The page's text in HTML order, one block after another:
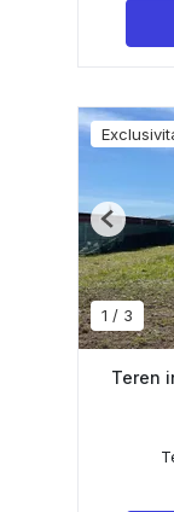
1 / 3
Previous
Teren